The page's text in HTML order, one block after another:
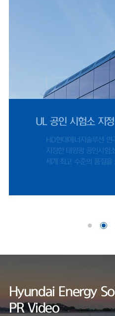
매출은 4927억 원으로 전년 대비
으로 1077%나 증가했다. 2024년
난해 8.37%까지 올랐다.HD현대에
로 솔라 프로젝트 유한책임회사
1278억 원 규모 공급 계약은 단일 계
체 수출 매출 66%에 달한다.미국 시
7월 제정된 OBBBA(One Big
를 받기 위한 프로젝트 착공 수요가
던 미국 매출은 2025년 1619억 원으
고, 태양광 설치 걸림돌이었던 '이격
나이스신용평가 선임연구원은 "미국
제에 따라, 중국산 공급망에 대한 제약
보한 기업으로서 수혜 여력이 존재한
달 정기주주총회를 통해 사업 목적에 '
체 생산하고 있다. 작년 기준 셀 공장
UL 공인 시험소 지정
HD현대에너지솔루션 연구소는
지정한 태양광 공인시험소로,
세계 최고 수준의 품질을 보장
Hyundai Energy
PR Video